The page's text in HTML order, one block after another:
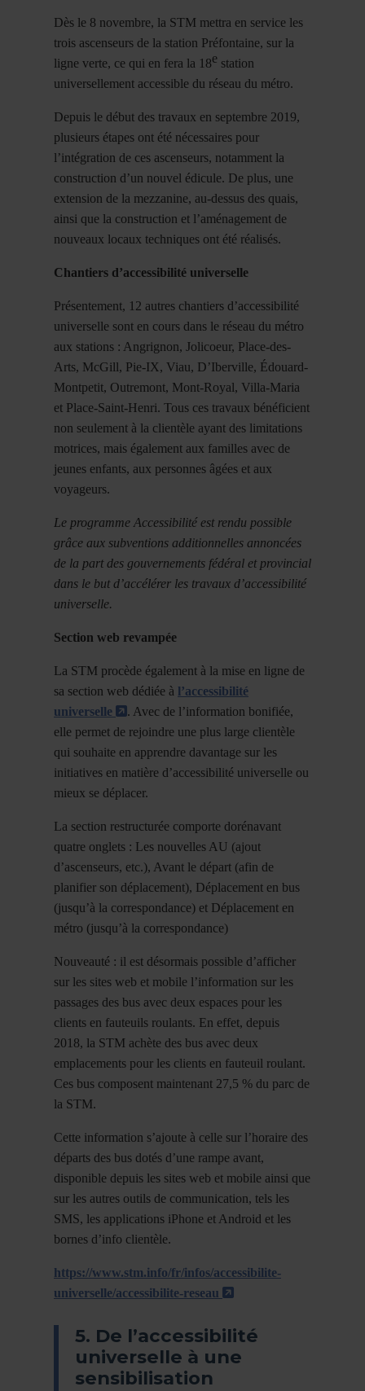
Dès le 8 novembre, la STM mettra en service les
trois ascenseurs de la station Préfontaine, sur la
ligne verte, ce qui en fera la 18e station
universellement accessible du réseau du métro.
Depuis le début des travaux en septembre 2019,
plusieurs étapes ont été nécessaires pour
l’intégration de ces ascenseurs, notamment la
construction d’un nouvel édicule. De plus, une
extension de la mezzanine, au-dessus des quais,
ainsi que la construction et l’aménagement de
nouveaux locaux techniques ont été réalisés.
Chantiers d’accessibilité universelle
Présentement, 12 autres chantiers d’accessibilité
universelle sont en cours dans le réseau du métro
aux stations : Angrignon, Jolicoeur, Place-des-
Arts, McGill, Pie-IX, Viau, D’Iberville, Édouard-
Montpetit, Outremont, Mont-Royal, Villa-Maria
et Place-Saint-Henri. Tous ces travaux bénéficient
non seulement à la clientèle ayant des limitations
motrices, mais également aux familles avec de
jeunes enfants, aux personnes âgées et aux
voyageurs.
Le programme Accessibilité est rendu possible
grâce aux subventions additionnelles annoncées
de la part des gouvernements fédéral et provincial
dans le but d’accélérer les travaux d’accessibilité
universelle.
Section web revampée
La STM procède également à la mise en ligne de
sa section web dédiée à l’accessibilité
universelle
- Cet hyperlien s'ouvrira dans une
. Avec de l’information bonifiée,
elle permet de rejoindre une plus large clientèle
qui souhaite en apprendre davantage sur les
initiatives en matière d’accessibilité universelle ou
mieux se déplacer.
La section restructurée comporte dorénavant
quatre onglets : Les nouvelles AU (ajout
d’ascenseurs, etc.), Avant le départ (afin de
planifier son déplacement), Déplacement en bus
(jusqu’à la correspondance) et Déplacement en
métro (jusqu’à la correspondance)
Nouveauté : il est désormais possible d’afficher
sur les sites web et mobile l’information sur les
passages des bus avec deux espaces pour les
clients en fauteuils roulants. En effet, depuis
2018, la STM achète des bus avec deux
emplacements pour les clients en fauteuil roulant.
Ces bus composent maintenant 27,5 % du parc de
la STM.
Cette information s’ajoute à celle sur l’horaire des
départs des bus dotés d’une rampe avant,
disponible depuis les sites web et mobile ainsi que
sur les autres outils de communication, tels les
SMS, les applications iPhone et Android et les
bornes d’info clientèle.
https://www.stm.info/fr/infos/accessibilite-
universelle/accessibilite-reseau
- Cet hyperlien
5. De l’accessibilité
universelle à une
sensibilisation